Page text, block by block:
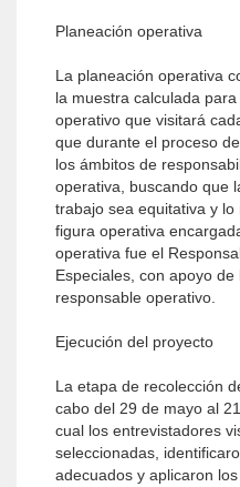
Planeación operativa
La planeación operativa
la muestra calculada
operativo que visitará
que durante el proceso
los ámbitos de
operativa, buscando que
trabajo sea equitativa y
figura operativa
operativa fue el
Especiales, con apoyo
responsable operativo.
Ejecución del proyecto
La etapa de recolección
cabo del 29 de mayo al
cual los entrevistadores
seleccionadas,
adecuados y aplicaron